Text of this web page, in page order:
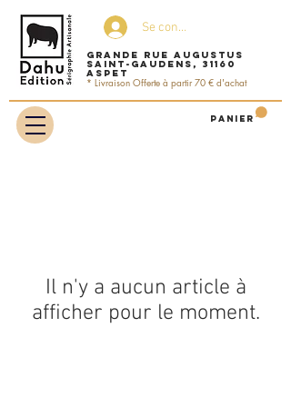
Panier
Grande rue Augustus
Saint-Gaudens, 31160
ASPET
* Livraison Offerte à partir 70 € d'achat
Se connecter
Il n'y a aucun article à
afficher pour le moment.